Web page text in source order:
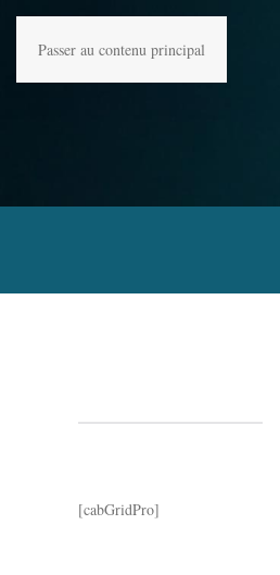
Passer au contenu principal
[cabGridPro]